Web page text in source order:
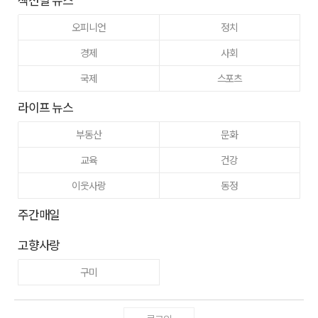
오피니언
정치
경제
사회
국제
스포츠
라이프 뉴스
부동산
문화
교육
건강
이웃사랑
동정
주간매일
고향사랑
구미